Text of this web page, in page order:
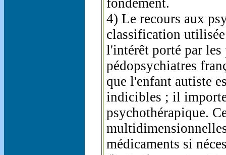
fondement.
4) Le recours aux
classification
l'intérêt porté par les
pédopsychiatres
que l'enfant autiste
indicibles ; il
psychothérapique.
médicaments si